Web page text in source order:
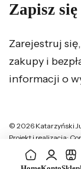
Zapisz
Zarejestruj
zakupy i
informacji o
© 2026 Katarzyński
Projekt i realizacja: